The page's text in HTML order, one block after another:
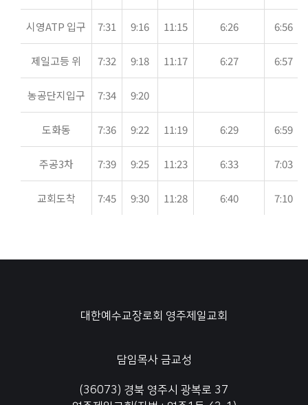
시영ATP 입구 7:31 9:16 11:15 6:26 6:56
제일고등 위 7:32 9:18 11:17 6:27 6:57
농공단지입구 7:34 9:20
도화동 7:36 9:22 11:19 6:29 6:59
주공3차 7:39 9:25 11:23 6:33 7:03
교회도착 7:45 9:30 11:28 6:40 7:10
대한예수교장로회 영주제일교회
담임목사 금교성
(36073) 경북 영주시 광복로 37